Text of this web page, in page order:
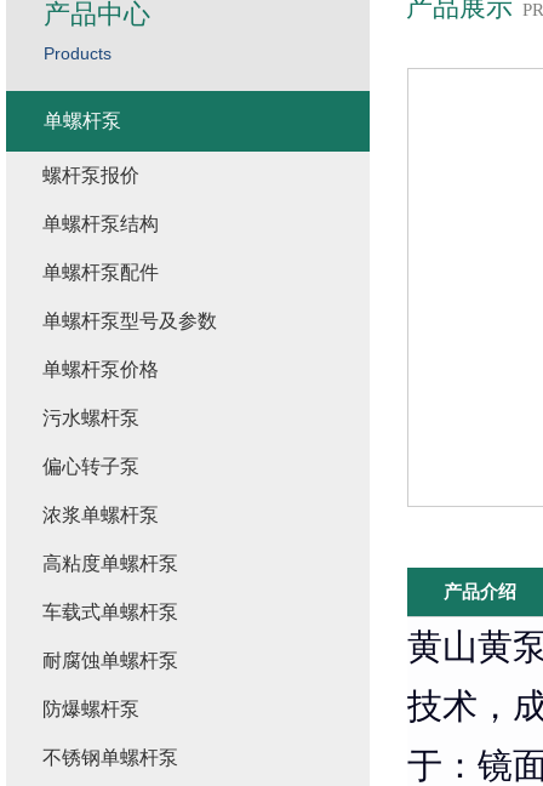
产品展示
产品介绍
黄山黄
技术，
于：镜
产品中心
Products
单螺杆泵
螺杆泵报价
单螺杆泵结构
单螺杆泵配件
单螺杆泵型号及参数
单螺杆泵价格
污水螺杆泵
偏心转子泵
浓浆单螺杆泵
高粘度单螺杆泵
车载式单螺杆泵
耐腐蚀单螺杆泵
防爆螺杆泵
不锈钢单螺杆泵